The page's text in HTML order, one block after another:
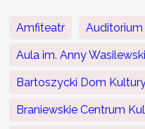
Amfiteatr
Aula im. Anny
Bartoszycki Dom
Braniewskie Centrum